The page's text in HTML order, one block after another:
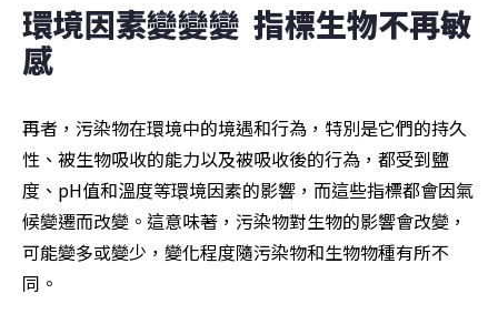
環境因素變變變  指標生物不再敏
感
再者，污染物在環境中的境遇和行為，特別是它們的持久
性、被生物吸收的能力以及被吸收後的行為，都受到鹽
度、pH值和溫度等環境因素的影響，而這些指標都會因氣
候變遷而改變。這意味著，污染物對生物的影響會改變，
可能變多或變少，變化程度隨污染物和生物物種有所不
同。